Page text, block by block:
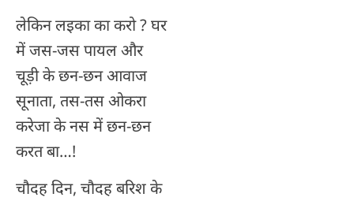
लेकिन लइका का करो ? घर
में जस-जस पायल और
चूड़ी के छन-छन आवाज
सूनाता, तस-तस ओकरा
करेजा के नस में छन-छन
करत बा…!
चौदह दिन, चौदह बरिश के